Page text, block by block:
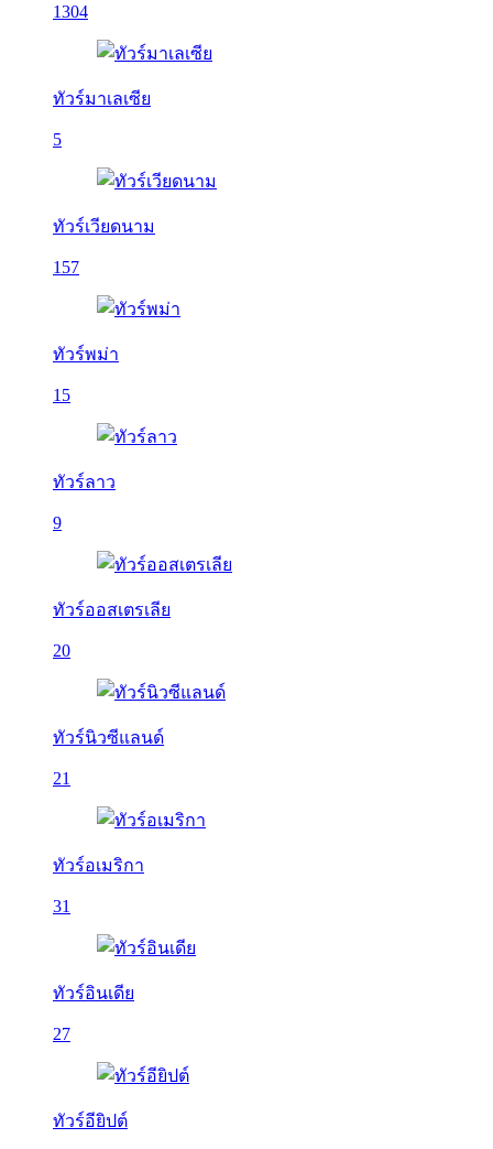
1304
ทัวร์มาเลเซีย
5
ทัวร์เวียดนาม
157
ทัวร์พม่า
15
ทัวร์ลาว
9
ทัวร์ออสเตรเลีย
20
ทัวร์นิวซีแลนด์
21
ทัวร์อเมริกา
31
ทัวร์อินเดีย
27
ทัวร์อียิปต์